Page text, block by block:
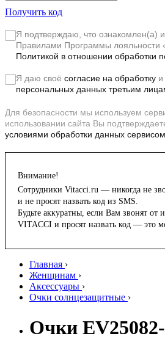
Получить код
Я подтверждаю, что ознакомлен(а)
Правилами Программы лояльности
Политикой в отношении обработки
Я даю своё согласие на обработку и
персональных данных третьим
Для безопасности мы используем
использовании сайта Вы
условиями обработки данных сервисом.
Внимание!
Сотрудники Vitacci.ru — никогда не
и не просят назвать код из SMS.
Будьте аккуратны, если Вам звонят от
VITACCI и просят назвать код — это
Главная ›
Женщинам ›
Аксессуары ›
Очки солнцезащитные ›
Очки